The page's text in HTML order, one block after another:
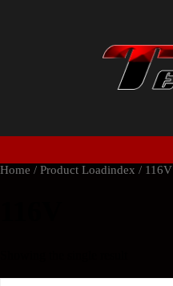
Home / Product Loadindex / 116V